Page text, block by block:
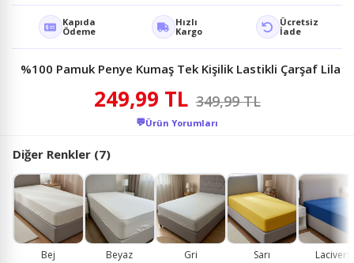
Kapıda
Ödeme
Hızlı
Kargo
Ücretsiz
İade
%100 Pamuk Penye Kumaş Tek Kişilik Lastikli Çarşaf Lila
249,99 TL 349,99 TL
💬Ürün Yorumları
Diğer Renkler (7)
Bej Beyaz Gri Sarı Lacivert